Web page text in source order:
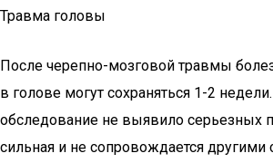
Травма головы
После черепно-мозговой травмы
в голове могут сохраняться 1-2
обследование не выявило серьезных
сильная и не сопровождается